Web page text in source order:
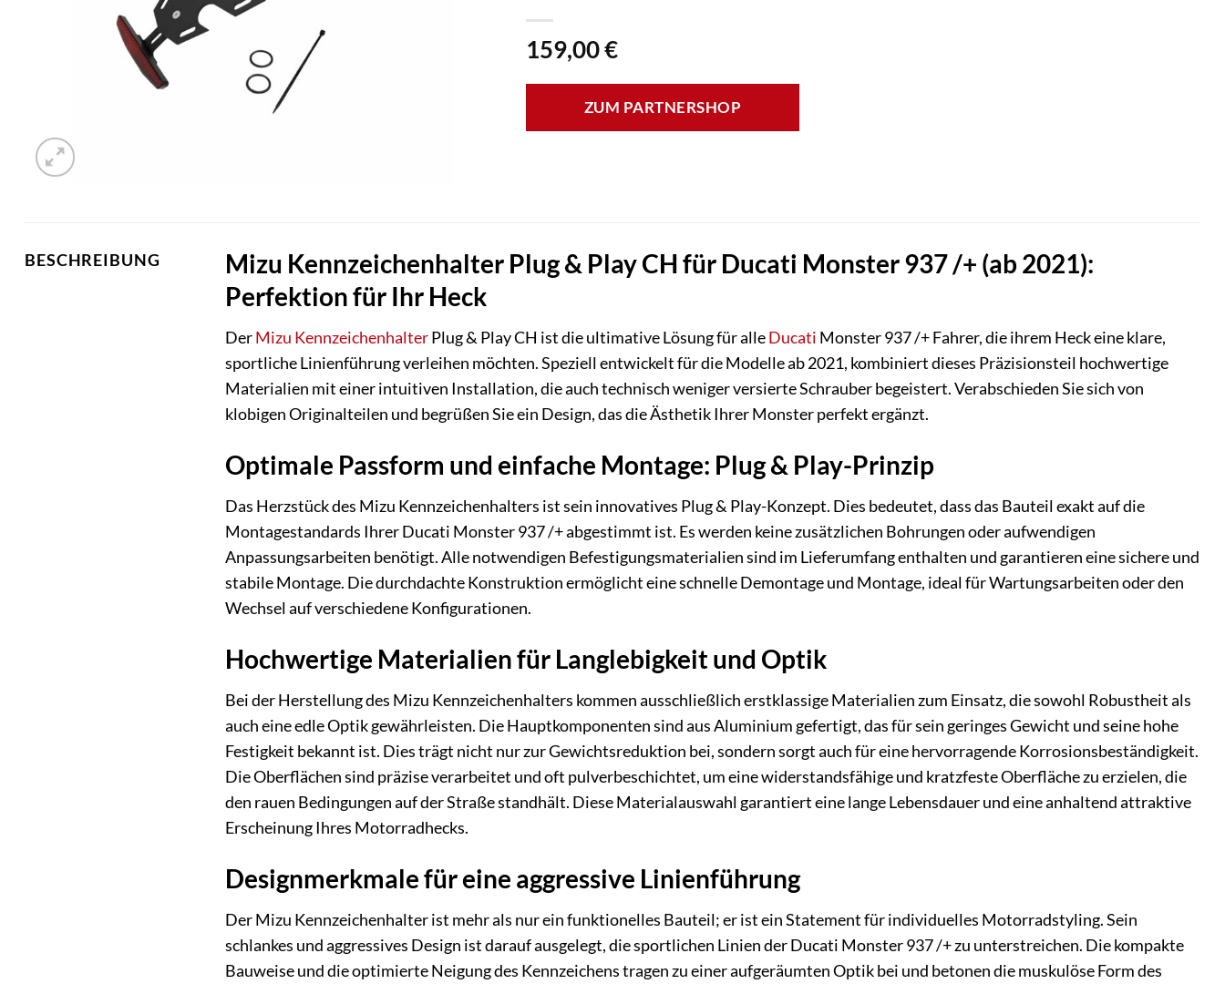
159,00€
ZUM PARTNERSHOP
BESCHREIBUNG
Mizu Kennzeichenhalter Plug & Play CH für Ducati Monster 937 /+ (ab 2021):
Perfektion für Ihr Heck
DerMizu KennzeichenhalterPlug & Play CH ist die ultimative Lösung für alleDucati Monster 937 /+ Fahrer, die ihrem Heck eine klare,
sportliche Linienführung verleihen möchten. Speziell entwickelt für die Modelle ab 2021, kombiniert dieses Präzisionsteil hochwertige
Materialien mit einer intuitiven Installation, die auch technisch weniger versierte Schrauber begeistert. Verabschieden Sie sich von
klobigen Originalteilen und begrüßen Sie ein Design, das die Ästhetik Ihrer Monster perfekt ergänzt.
Optimale Passform und einfache Montage: Plug & Play-Prinzip
Das Herzstück des Mizu Kennzeichenhalters ist sein innovatives Plug & Play-Konzept. Dies bedeutet, dass das Bauteil exakt auf die
Montagestandards Ihrer Ducati Monster 937 /+ abgestimmt ist. Es werden keine zusätzlichen Bohrungen oder aufwendigen
Anpassungsarbeiten benötigt. Alle notwendigen Befestigungsmaterialien sind im Lieferumfang enthalten und garantieren eine sichere und
stabile Montage. Die durchdachte Konstruktion ermöglicht eine schnelle Demontage und Montage, ideal für Wartungsarbeiten oder den
Wechsel auf verschiedene Konfigurationen.
Hochwertige Materialien für Langlebigkeit und Optik
Bei der Herstellung des Mizu Kennzeichenhalters kommen ausschließlich erstklassige Materialien zum Einsatz, die sowohl Robustheit als
auch eine edle Optik gewährleisten. Die Hauptkomponenten sind aus Aluminium gefertigt, das für sein geringes Gewicht und seine hohe
Festigkeit bekannt ist. Dies trägt nicht nur zur Gewichtsreduktion bei, sondern sorgt auch für eine hervorragende Korrosionsbeständigkeit.
Die Oberflächen sind präzise verarbeitet und oft pulverbeschichtet, um eine widerstandsfähige und kratzfeste Oberfläche zu erzielen, die
den rauen Bedingungen auf der Straße standhält. Diese Materialauswahl garantiert eine lange Lebensdauer und eine anhaltend attraktive
Erscheinung Ihres Motorradhecks.
Designmerkmale für eine aggressive Linienführung
Der Mizu Kennzeichenhalter ist mehr als nur ein funktionelles Bauteil; er ist ein Statement für individuelles Motorradstyling. Sein
schlankes und aggressives Design ist darauf ausgelegt, die sportlichen Linien der Ducati Monster 937 /+ zu unterstreichen. Die kompakte
Bauweise und die optimierte Neigung des Kennzeichens tragen zu einer aufgeräumten Optik bei und betonen die muskulöse Form des